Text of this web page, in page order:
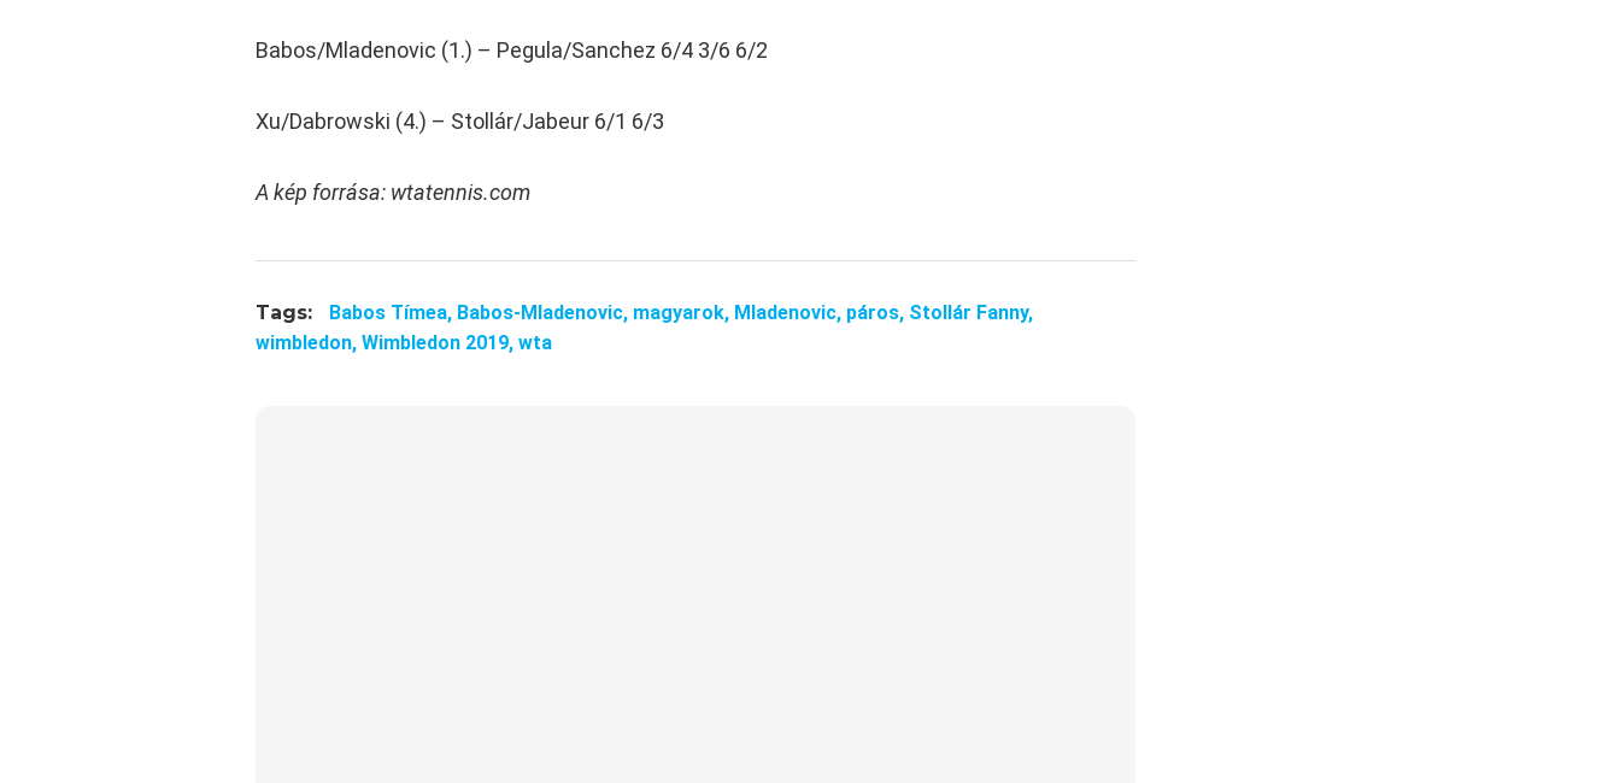
Babos/Mladenovic (1.) – Pegula/Sanchez 6/4 3/6 6/2
Xu/Dabrowski (4.) – Stollár/Jabeur 6/1 6/3
A kép forrása: wtatennis.com
Tags: Babos Tímea, Babos-Mladenovic, magyarok, Mladenovic, páros, Stollár Fanny,
wimbledon, Wimbledon 2019, wta